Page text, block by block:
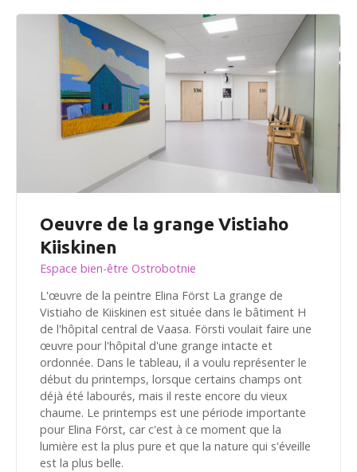
Oeuvre de la grange Vistiaho
Kiiskinen
Espace bien-être Ostrobotnie
L'œuvre de la peintre Elina Först La grange de
Vistiaho de Kiiskinen est située dans le bâtiment H
de l'hôpital central de Vaasa. Försti voulait faire une
œuvre pour l'hôpital d'une grange intacte et
ordonnée. Dans le tableau, il a voulu représenter le
début du printemps, lorsque certains champs ont
déjà été labourés, mais il reste encore du vieux
chaume. Le printemps est une période importante
pour Elina Först, car c'est à ce moment que la
lumière est la plus pure et que la nature qui s'éveille
est la plus belle.